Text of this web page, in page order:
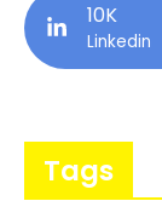
10K
Linkedin
Tags